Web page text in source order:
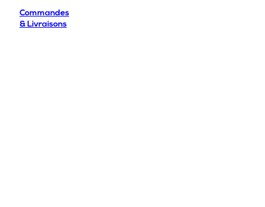
Commandes
& Livraisons